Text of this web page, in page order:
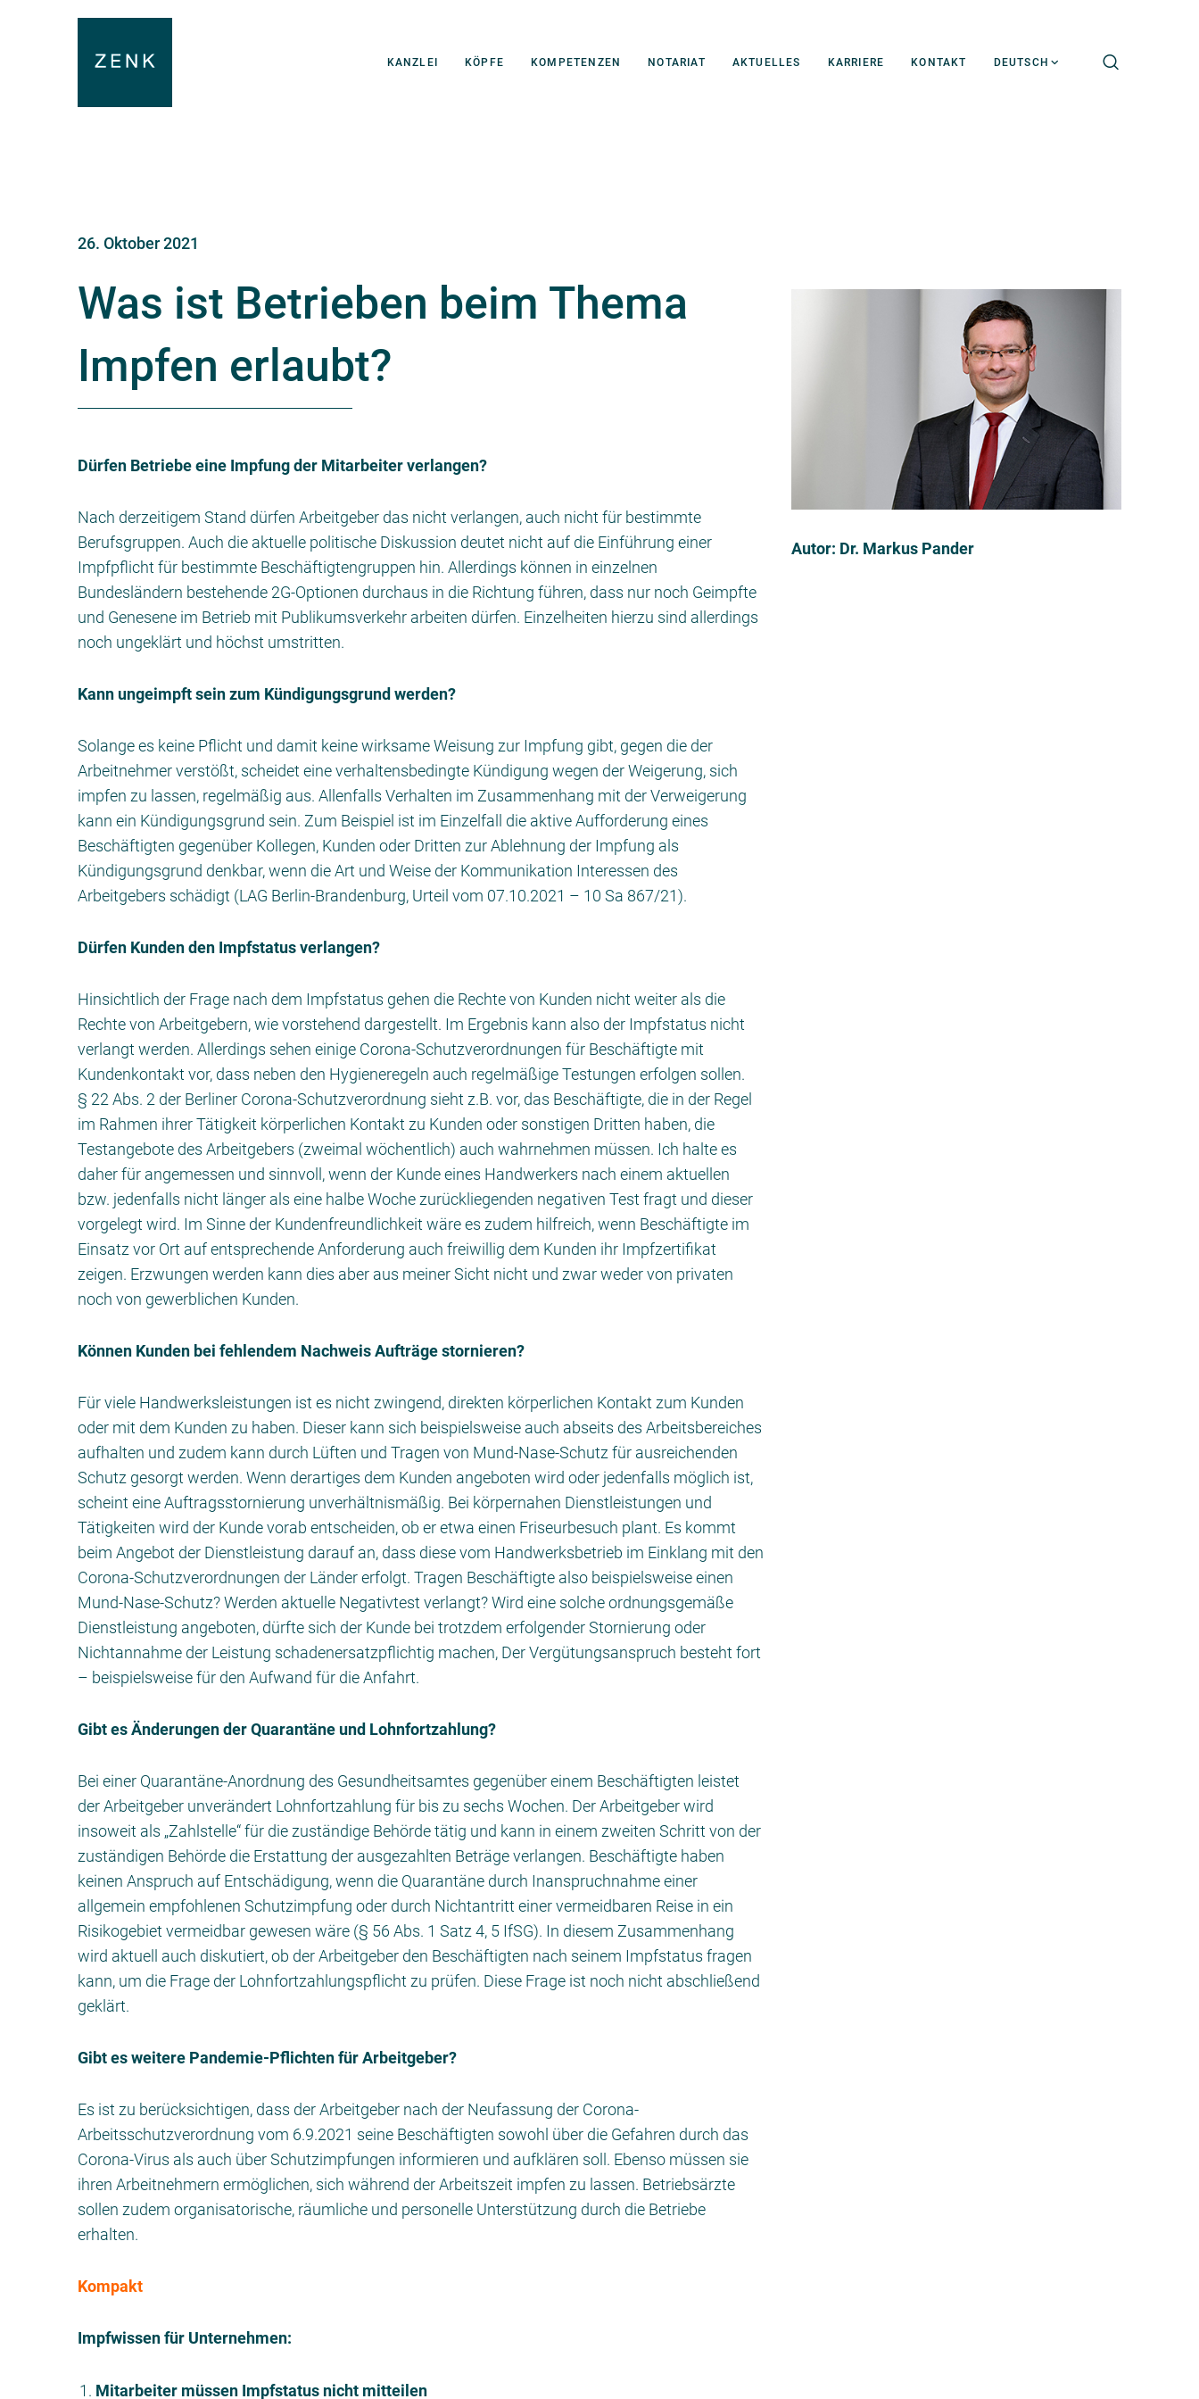
KANZLEI KÖPFE KOMPETENZEN NOTARIAT AKTUELLES KARRIERE KONTAKT DEUTSCH
26. Oktober 2021
Was ist Betrieben beim Thema
Impfen erlaubt?
Dürfen Betriebe eine Impfung der Mitarbeiter verlangen?
Nach derzeitigem Stand dürfen Arbeitgeber das nicht verlangen, auch nicht für bestimmte
Berufsgruppen. Auch die aktuelle politische Diskussion deutet nicht auf die Einführung einer
Impfpflicht für bestimmte Beschäftigtengruppen hin. Allerdings können in einzelnen
Bundesländern bestehende 2G-Optionen durchaus in die Richtung führen, dass nur noch Geimpfte
und Genesene im Betrieb mit Publikumsverkehr arbeiten dürfen. Einzelheiten hierzu sind allerdings
noch ungeklärt und höchst umstritten.
Kann ungeimpft sein zum Kündigungsgrund werden?
Solange es keine Pflicht und damit keine wirksame Weisung zur Impfung gibt, gegen die der
Arbeitnehmer verstößt, scheidet eine verhaltensbedingte Kündigung wegen der Weigerung, sich
impfen zu lassen, regelmäßig aus. Allenfalls Verhalten im Zusammenhang mit der Verweigerung
kann ein Kündigungsgrund sein. Zum Beispiel ist im Einzelfall die aktive Aufforderung eines
Beschäftigten gegenüber Kollegen, Kunden oder Dritten zur Ablehnung der Impfung als
Kündigungsgrund denkbar, wenn die Art und Weise der Kommunikation Interessen des
Arbeitgebers schädigt (LAG Berlin-Brandenburg, Urteil vom 07.10.2021 – 10 Sa 867/21).
Dürfen Kunden den Impfstatus verlangen?
Hinsichtlich der Frage nach dem Impfstatus gehen die Rechte von Kunden nicht weiter als die
Rechte von Arbeitgebern, wie vorstehend dargestellt. Im Ergebnis kann also der Impfstatus nicht
verlangt werden. Allerdings sehen einige Corona-Schutzverordnungen für Beschäftigte mit
Kundenkontakt vor, dass neben den Hygieneregeln auch regelmäßige Testungen erfolgen sollen.
§ 22 Abs. 2 der Berliner Corona-Schutzverordnung sieht z.B. vor, das Beschäftigte, die in der Regel
im Rahmen ihrer Tätigkeit körperlichen Kontakt zu Kunden oder sonstigen Dritten haben, die
Testangebote des Arbeitgebers (zweimal wöchentlich) auch wahrnehmen müssen. Ich halte es
daher für angemessen und sinnvoll, wenn der Kunde eines Handwerkers nach einem aktuellen
bzw. jedenfalls nicht länger als eine halbe Woche zurückliegenden negativen Test fragt und dieser
vorgelegt wird. Im Sinne der Kundenfreundlichkeit wäre es zudem hilfreich, wenn Beschäftigte im
Einsatz vor Ort auf entsprechende Anforderung auch freiwillig dem Kunden ihr Impfzertifikat
zeigen. Erzwungen werden kann dies aber aus meiner Sicht nicht und zwar weder von privaten
noch von gewerblichen Kunden.
Können Kunden bei fehlendem Nachweis Aufträge stornieren?
Für viele Handwerksleistungen ist es nicht zwingend, direkten körperlichen Kontakt zum Kunden
oder mit dem Kunden zu haben. Dieser kann sich beispielsweise auch abseits des Arbeitsbereiches
aufhalten und zudem kann durch Lüften und Tragen von Mund-Nase-Schutz für ausreichenden
Schutz gesorgt werden. Wenn derartiges dem Kunden angeboten wird oder jedenfalls möglich ist,
scheint eine Auftragsstornierung unverhältnismäßig. Bei körpernahen Dienstleistungen und
Tätigkeiten wird der Kunde vorab entscheiden, ob er etwa einen Friseurbesuch plant. Es kommt
beim Angebot der Dienstleistung darauf an, dass diese vom Handwerksbetrieb im Einklang mit den
Corona-Schutzverordnungen der Länder erfolgt. Tragen Beschäftigte also beispielsweise einen
Mund-Nase-Schutz? Werden aktuelle Negativtest verlangt? Wird eine solche ordnungsgemäße
Dienstleistung angeboten, dürfte sich der Kunde bei trotzdem erfolgender Stornierung oder
Nichtannahme der Leistung schadenersatzpflichtig machen, Der Vergütungsanspruch besteht fort
– beispielsweise für den Aufwand für die Anfahrt.
Gibt es Änderungen der Quarantäne und Lohnfortzahlung?
Bei einer Quarantäne-Anordnung des Gesundheitsamtes gegenüber einem Beschäftigten leistet
der Arbeitgeber unverändert Lohnfortzahlung für bis zu sechs Wochen. Der Arbeitgeber wird
insoweit als „Zahlstelle“ für die zuständige Behörde tätig und kann in einem zweiten Schritt von der
zuständigen Behörde die Erstattung der ausgezahlten Beträge verlangen. Beschäftigte haben
keinen Anspruch auf Entschädigung, wenn die Quarantäne durch Inanspruchnahme einer
allgemein empfohlenen Schutzimpfung oder durch Nichtantritt einer vermeidbaren Reise in ein
Risikogebiet vermeidbar gewesen wäre (§ 56 Abs. 1 Satz 4, 5 IfSG). In diesem Zusammenhang
wird aktuell auch diskutiert, ob der Arbeitgeber den Beschäftigten nach seinem Impfstatus fragen
kann, um die Frage der Lohnfortzahlungspflicht zu prüfen. Diese Frage ist noch nicht abschließend
geklärt.
Gibt es weitere Pandemie-Pflichten für Arbeitgeber?
Es ist zu berücksichtigen, dass der Arbeitgeber nach der Neufassung der Corona-
Arbeitsschutzverordnung vom 6.9.2021 seine Beschäftigten sowohl über die Gefahren durch das
Corona-Virus als auch über Schutzimpfungen informieren und aufklären soll. Ebenso müssen sie
ihren Arbeitnehmern ermöglichen, sich während der Arbeitszeit impfen zu lassen. Betriebsärzte
sollen zudem organisatorische, räumliche und personelle Unterstützung durch die Betriebe
erhalten.
Kompakt
Impfwissen für Unternehmen:
Mitarbeiter müssen Impfstatus nicht mitteilen
Autor: Dr. Markus Pander